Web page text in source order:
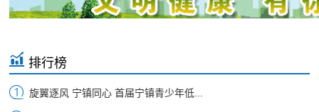
排行榜
旋翼逐风 宁镇同心 首届宁镇青少年低...